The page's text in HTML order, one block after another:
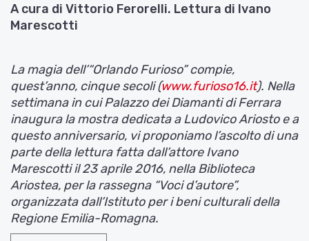
A cura di Vittorio Ferorelli. Lettura di Ivano
Marescotti
La magia dell’“Orlando Furioso” compie,
quest’anno, cinque secoli (www.furioso16.it). Nella
settimana in cui Palazzo dei Diamanti di Ferrara
inaugura la mostra dedicata a Ludovico Ariosto e a
questo anniversario, vi proponiamo l’ascolto di una
parte della lettura fatta dall’attore Ivano
Marescotti il 23 aprile 2016, nella Biblioteca
Ariostea, per la rassegna “Voci d’autore”,
organizzata dall’Istituto per i beni culturali della
Regione Emilia-Romagna.